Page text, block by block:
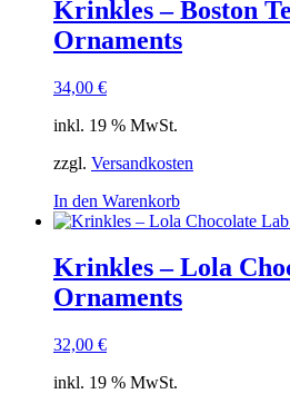
Krinkles – Boston
Ornaments
34,00 €
inkl. 19 % MwSt.
zzgl. Versandkosten
In den Warenkorb
Krinkles – Lola
Ornaments
32,00 €
inkl. 19 % MwSt.